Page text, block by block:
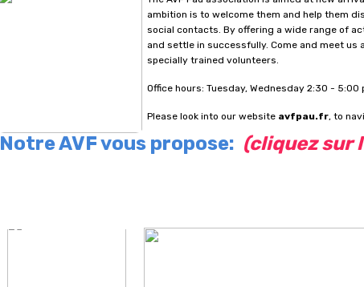
ambition is to welcome them and help them
social contacts. By offering a wide range of
and settle in successfully. Come and meet us
specially trained volunteers.
Office hours: Tuesday, Wednesday 2:30 -
Please look into our website avfpau.fr, to
Notre AVF vous propose: (cliquez sur